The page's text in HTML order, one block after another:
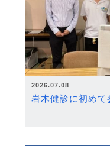
2026.07.08
岩木健診に初めて